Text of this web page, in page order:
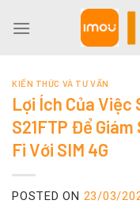
KIẾN THỨC VÀ TƯ VẤN
Lợi Ích Của Việc
S21FTP Để
Fi Với SIM 4G
POSTED ON 23/03/